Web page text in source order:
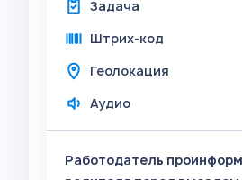
Задача
Штрих-код
Геолокация
Аудио
Работодатель